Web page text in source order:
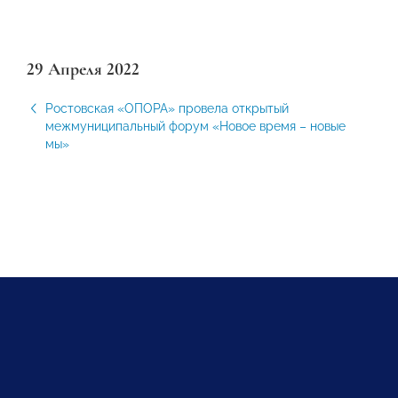
29 Апреля 2022
Ростовская «ОПОРА» провела открытый
межмуниципальный форум «Новое время – новые
мы»